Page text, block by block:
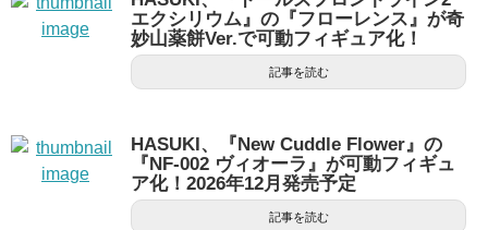
エクシリウム』の『フローレンス』が奇
妙山薬餅Ver.で可動フィギュア化！
記事を読む
HASUKI、『New Cuddle Flower』の
『NF-002 ヴィオーラ』が可動フィギュ
ア化！2026年12月発売予定
記事を読む